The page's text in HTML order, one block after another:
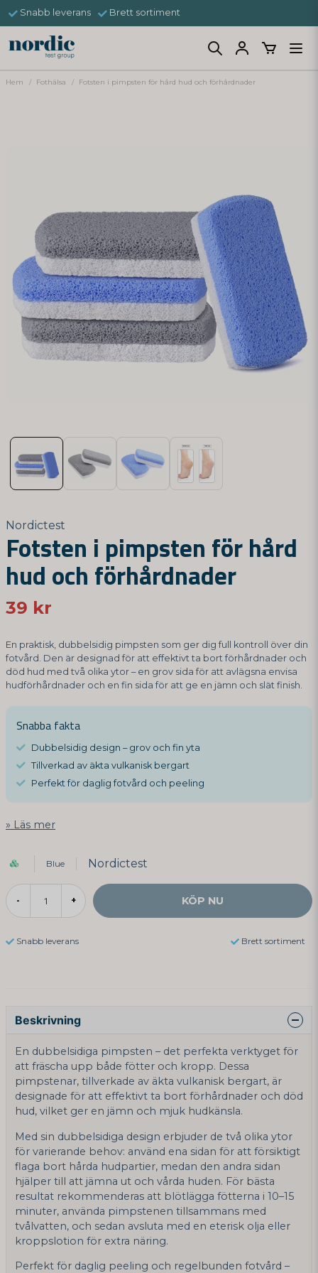
Snabb leverans Brett sortiment
Hem Fothälsa Fotsten i pimpsten för hård hud och förhårdnader
Nordictest
Fotsten i pimpsten för hård
hud och förhårdnader
39 kr
En praktisk, dubbelsidig pimpsten som ger dig full kontroll över din
fotvård. Den är designad för att effektivt ta bort förhårdnader och
död hud med två olika ytor – en grov sida för att avlägsna envisa
hudförhårdnader och en fin sida för att ge en jämn och slät finish.
Snabba fakta
Dubbelsidig design – grov och fin yta
Tillverkad av äkta vulkanisk bergart
Perfekt för daglig fotvård och peeling
Läs mer
Blue Nordictest
- + KÖP NU
Snabb leverans Brett sortiment
Beskrivning
En dubbelsidiga pimpsten – det perfekta verktyget för
att fräscha upp både fötter och kropp. Dessa
pimpstenar, tillverkade av äkta vulkanisk bergart, är
designade för att effektivt ta bort förhårdnader och död
hud, vilket ger en jämn och mjuk hudkänsla.
Med sin dubbelsidiga design erbjuder de två olika ytor
för varierande behov: använd ena sidan för att försiktigt
flaga bort hårda hudpartier, medan den andra sidan
hjälper till att jämna ut och vårda huden. För bästa
resultat rekommenderas att blötlägga fötterna i 10–15
minuter, använda pimpstenen tillsammans med
tvålvatten, och sedan avsluta med en eterisk olja eller
kroppslotion för extra näring.
Perfekt för daglig peeling och regelbunden fotvård –